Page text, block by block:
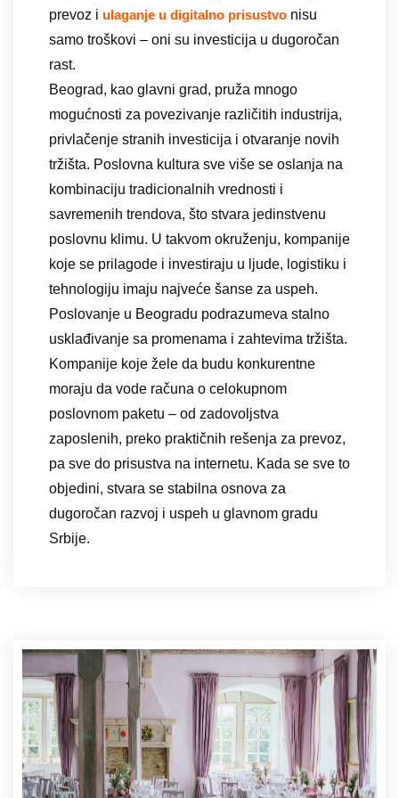
prevoz i ulaganje u digitalno prisustvo nisu
samo troškovi – oni su investicija u dugoročan
rast.
Beograd, kao glavni grad, pruža mnogo
mogućnosti za povezivanje različitih industrija,
privlačenje stranih investicija i otvaranje novih
tržišta. Poslovna kultura sve više se oslanja na
kombinaciju tradicionalnih vrednosti i
savremenih trendova, što stvara jedinstvenu
poslovnu klimu. U takvom okruženju, kompanije
koje se prilagode i investiraju u ljude, logistiku i
tehnologiju imaju najveće šanse za uspeh.
Poslovanje u Beogradu podrazumeva stalno
usklađivanje sa promenama i zahtevima tržišta.
Kompanije koje žele da budu konkurentne
moraju da vode računa o celokupnom
poslovnom paketu – od zadovoljstva
zaposlenih, preko praktičnih rešenja za prevoz,
pa sve do prisustva na internetu. Kada se sve to
objedini, stvara se stabilna osnova za
dugoročan razvoj i uspeh u glavnom gradu
Srbije.